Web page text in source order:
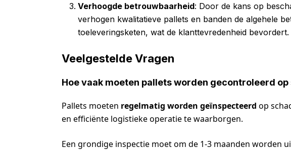
Verhoogde betrouwbaarheid: Door de kans op
verhogen kwalitatieve pallets en banden de algehele
toeleveringsketen, wat de klanttevredenheid bevordert.
Veelgestelde Vragen
Hoe vaak moeten pallets worden gecontroleerd
Pallets moeten regelmatig worden geïnspecteerd op
en efficiënte logistieke operatie te waarborgen.
Een grondige inspectie moet om de 1-3 maanden worden